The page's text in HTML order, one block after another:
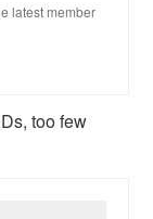
latest member
too few